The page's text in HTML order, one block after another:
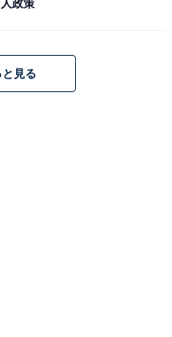
人政策
見る